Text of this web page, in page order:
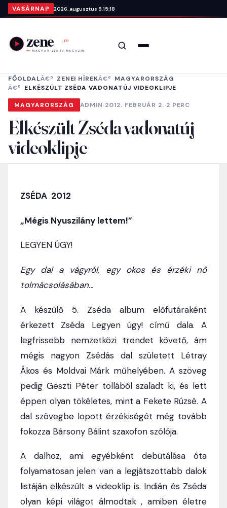
Ugrás a tartalomra
VASÁRNAP 2026. augusztus 9. 15:18
Keresés
FŐOLDAL ZENEI HÍREK
MAGYARORSZÁG
ELKÉSZÜLT ZSÉDA VADONATÚJ VIDEOKLIPJE
MAGYARORSZÁG ADMIN·2012. FEBRUÁR 2.·2 PERC
Elkészült Zséda vadonatúj
videoklipje
ZSÉDA 2012
„Mégis Nyuszilány lettem!”
LEGYEN ÚGY!
Egy dal a vágyról, egy okos és érzéki nő
tolmácsolásában…
A készülő 5. Zséda album előfutáraként
érkezett Zséda Legyen úgy! című dala. A
legfrissebb nemzetközi trendet követő, ám
mégis nagyon Zsédás dal született Létray
Ákos és Moldvai Márk műhelyében. A szöveg
pedig Geszti Péter tollából szaladt ki, és lett
éppen olyan tökéletes, mint a Fekete Rúzsé. A
dal szövegbe lopott érzékiségét még tovább
fokozza Bársony Bálint szaxofon szólója.
A dalhoz, ami egyébként debütálása óta
folyamatosan jelen van a legjátszottabb dalok
listáján elkészült a videoklip is. Indián és Zséda
olyan képi világot álmodtak , amiben életre